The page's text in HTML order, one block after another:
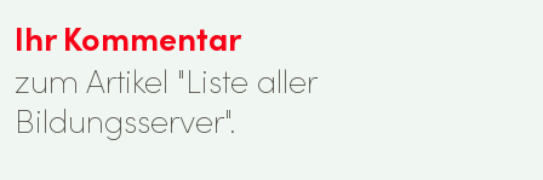
Ihr Kommentar
zum Artikel "Liste aller
Bildungsserver".